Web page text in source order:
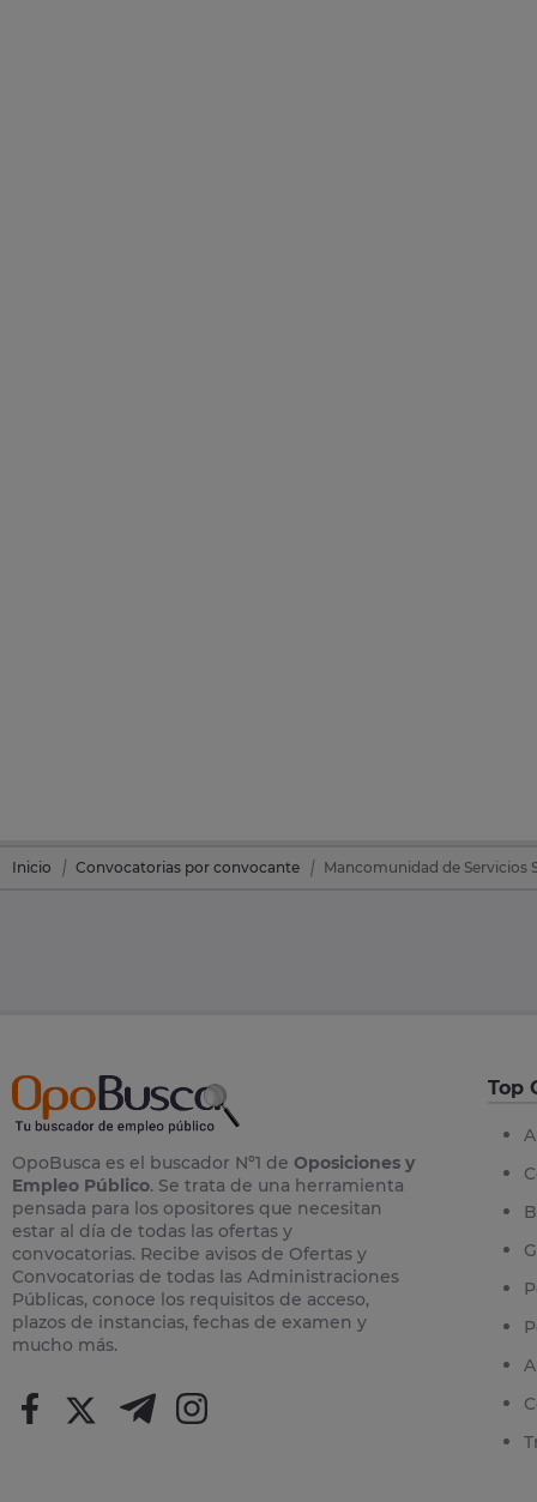
Inicio Convocatorias por convocante Mancomunidad de Servicios
OpoBusca es el buscador Nº1 de Oposiciones y
Empleo Público. Se trata de una herramienta
pensada para los opositores que necesitan
estar al día de todas las ofertas y
convocatorias. Recibe avisos de Ofertas y
Convocatorias de todas las Administraciones
Públicas, conoce los requisitos de acceso,
plazos de instancias, fechas de examen y
mucho más.
Top